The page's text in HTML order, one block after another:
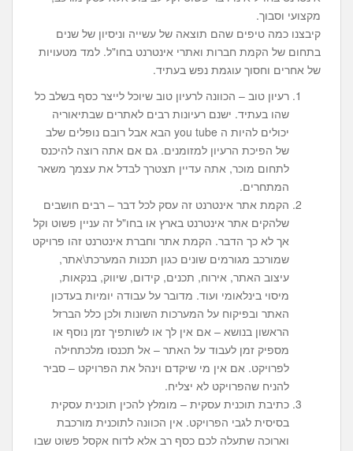
מקצועי וסבוך.
קיבצנו כמה טיפים שהם תוצאה של עשייה וניסיון של שנים
בתחום של הקמת חברות ואתרי אינטרנט בחו"ל. למד מטעויות
של אחרים וחסוך עוגמת נפש בעתיד.
רעיון טוב – הכוונה לרעיון טוב שיוכל לייצר כסף בשלב כל
שהו בעתיד. ישנם רעיונות רבים לאתרים שבתיאוריה
יכולים להיות ה you tube הבא אבל רובם נופלים שלב
של הפיכת הרעיון למזומנים. גם אם אתה רוצה להיכנס
לתחום מוכר, אתה עדיין תצטרך לבדל את עצמך משאר
המתחרים.
הקמת אתר אינטרנט זה עסק לכל דבר – רבים חושבים
שלהקים אתר אינטרנט בארץ או בחו"ל זה עניין פשוט וקל
אך לא כך הדבר. הקמת אתר וחברת אינטרנט זהו פרויקט
שמורכב מגורמים שונים כגון תכנות המערכת\אתר,
עיצוב האתר, אירוח, תכנים, קידום, שיווק, בנקאות,
מיסוי בינלאומי ועוד. מדובר על עבודה יומיות בעדכון
האתר ובפיקוח על המערכות השונות ולכן כלל הברזל
הראשון בנושא – אם אין לך או לשותפיך זמן נוסף או
מספיק זמן לעבוד על האתר – אל תכנסו מלכתחילה
לפרויקט. אם אין מי שיקדם וינהל את הפרויקט – סביר
להניח שהפרויקט לא יצליח.
כתיבת תוכנית עסקית – מומלץ להכין תוכנית עסקית
בסיסית לגבי הפרויקט. אין הכוונה לתוכנית מורכבת
וארוכה שתעלה לכם כסף רב אלא לדוח אקסל פשוט שבו